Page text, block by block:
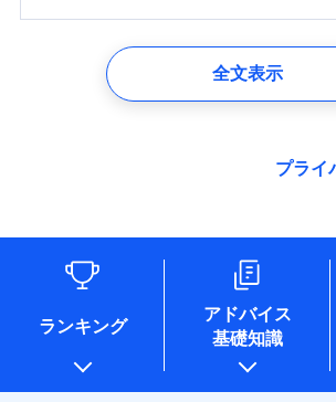
ユーザー登録受付および、管理のため
しくは委託を受けている保険会社・提携
関する情報を提供し、金融商品等の契約を
た維持管理等の委託業務遂行のため、また
情報を取引のある他の保険会社の商品・
るために利用させていただくことがありま
各種セミナーの開催のため
コンサルティングサービスの実施のため
アンケートやキャンペーン等の実施のため
上記に係る案内・手続き・管理等付帯業務
* 当社が委託を受けている保険会社の情報
ームページに掲載しておりますので、ご
全文表示
プライ
ランキング
アドバイス
基礎知識